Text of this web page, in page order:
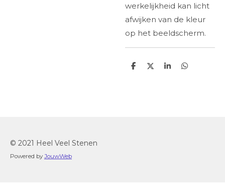
werkelijkheid kan licht
afwijken van de kleur
op het beeldscherm.
D
D
S
D
© 2021 Heel Veel Stenen
Powered by JouwWeb